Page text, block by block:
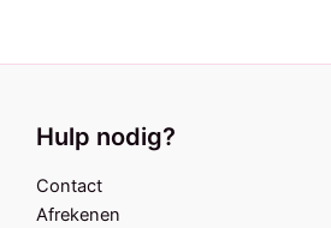
Hulp nodig?
Contact
Afrekenen